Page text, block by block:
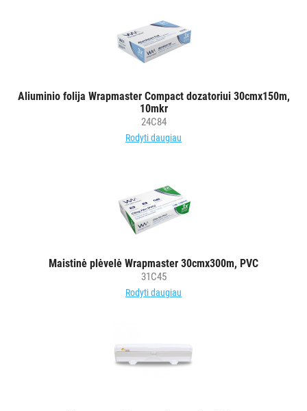
Aliuminio folija Wrapmaster Compact dozatoriui 30cmx150m,
10mkr
24C84
Rodyti daugiau
Maistinė plėvelė Wrapmaster 30cmx300m, PVC
31C45
Rodyti daugiau